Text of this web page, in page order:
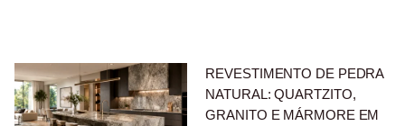
REVESTIMENTO DE PEDRA
NATURAL: QUARTZITO,
GRANITO E MÁRMORE EM